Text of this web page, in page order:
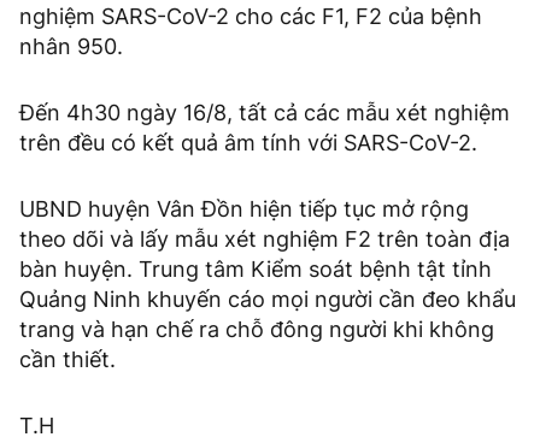
nghiệm SARS-CoV-2 cho các F1, F2 của bệnh
nhân 950.
Đến 4h30 ngày 16/8, tất cả các mẫu xét nghiệm
trên đều có kết quả âm tính với SARS-CoV-2.
UBND huyện Vân Đồn hiện tiếp tục mở rộng
theo dõi và lấy mẫu xét nghiệm F2 trên toàn địa
bàn huyện. Trung tâm Kiểm soát bệnh tật tỉnh
Quảng Ninh khuyến cáo mọi người cần đeo khẩu
trang và hạn chế ra chỗ đông người khi không
cần thiết.
T.H